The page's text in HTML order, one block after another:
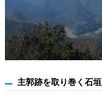
主郭跡を取り巻く石垣